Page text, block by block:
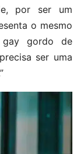
por ser um
o mesmo
gordo de
ser uma